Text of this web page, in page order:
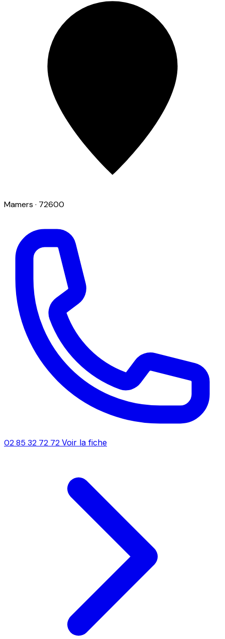
Mamers · 72600
02 85 32 72 72 Voir la fiche